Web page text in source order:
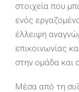
στοιχεία που
ενός
έλλειψη
επικοινωνίας
στην ομάδα και
Μέσα από τη